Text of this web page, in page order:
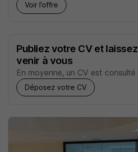
Voir l’offre
Publiez votre CV et
venir à vous
En moyenne, un CV est
Déposez votre CV